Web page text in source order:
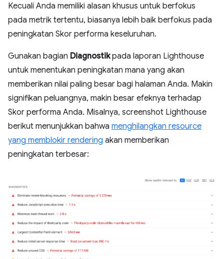
Kecuali Anda memiliki alasan khusus untuk berfokus
pada metrik tertentu, biasanya lebih baik berfokus pada
peningkatan Skor performa keseluruhan.
Gunakan bagian Diagnostikpada laporan Lighthouse
untuk menentukan peningkatan mana yang akan
memberikan nilai paling besar bagi halaman Anda. Makin
signifikan peluangnya, makin besar efeknya terhadap
Skor performa Anda. Misalnya, screenshot Lighthouse
berikut menunjukkan bahwa menghilangkan resource
yang memblokir rendering akan memberikan
peningkatan terbesar: